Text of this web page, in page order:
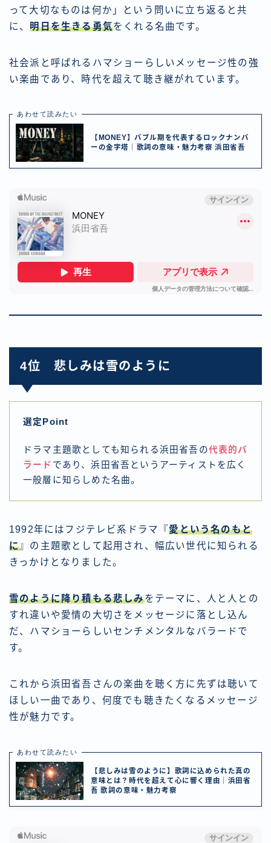
って大切なものは何か」という問いに立ち返ると共
に、明日を生きる勇気をくれる名曲です。
社会派と呼ばれるハマショーらしいメッセージ性の強
い楽曲であり、時代を超えて聴き継がれています。
あわせて読みたい
【MONEY】バブル期を代表するロックナンバ
ーの金字塔｜歌詞の意味・魅力考察 浜田省吾
4位 悲しみは雪のように
選定Point
ドラマ主題歌としても知られる浜田省吾の代表的バ
ラード であり、浜田省吾というアーティストを広く
一般層に知らしめた名曲。
1992年にはフジテレビ系ドラマ『愛という名のもと
に』の主題歌として起用され、幅広い世代に知られる
きっかけとなりました。
雪のように降り積もる悲しみをテーマに、人と人との
すれ違いや愛情の大切さをメッセージに落とし込ん
だ、ハマショーらしいセンチメンタルなバラードで
す。
これから浜田省吾さんの楽曲を聴く方に先ずは聴いて
ほしい一曲であり、何度でも聴きたくなるメッセージ
性が魅力です。
あわせて読みたい
【悲しみは雪のように】歌詞に込められた真の
意味とは？時代を超えて心に響く理由｜浜田省
吾 歌詞の意味・魅力考察